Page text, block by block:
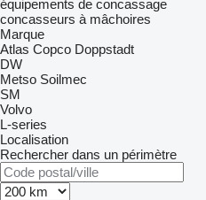
équipements de concassage
concasseurs à mâchoires
Marque
Atlas Copco Doppstadt
DW
Metso Soilmec
SM
Volvo
L-series
Localisation
Rechercher dans un périmètre